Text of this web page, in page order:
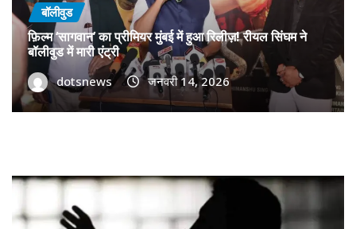
बॉलीवुड
फ़िल्म ‘सागवान’ का प्रीमियर मुंबई में हुआ रिलीज़! रीयल सिंघम ने
बॉलीवुड में मारी एंट्री
dotsnews जनवरी 14, 2026